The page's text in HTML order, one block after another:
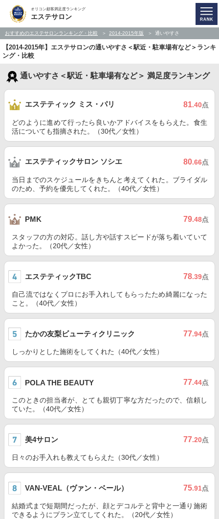
オリコン顧客満足度ランキング
エステサロン
おすすめのエステサロンランキング・比較 2014-2015年版 通いやすさ
【2014-2015年】エステサロンの通いやすさ＜駅近・駐車場有など＞ランキ
ング・比較
通いやすさ＜駅近・駐車場有など＞ 満足度ランキング
エステティック ミス・パリ 81.40点
どのように進めて行ったら良いかアドバイスをもらえた。食生
活についても指摘された。（30代／女性）
エステティックサロン ソシエ 80.66点
当日までのスケジュールをきちんと考えてくれた。ブライダル
のため、予約を優先してくれた。（40代／女性）
PMK 79.48点
スタッフの方の対応。話し方や話すスピードが落ち着いていて
よかった。（20代／女性）
エステティックTBC 78.39点
自己流ではなくプロにお手入れしてもらったため綺麗になった
こと。（40代／女性）
たかの友梨ビューティクリニック 77.94点
しっかりとした施術をしてくれた（40代／女性）
POLA THE BEAUTY 77.44点
このときの担当者が、とても親切丁寧な方だったので、信頼し
ていた。（40代／女性）
美4サロン 77.20点
日々のお手入れも教えてもらえた（30代／女性）
VAN-VEAL（ヴァン・ベール） 75.91点
結婚式まで短期間だったが、顔とデコルテと背中と一通り施術
できるようにプラン立てしてくれた。（20代／女性）